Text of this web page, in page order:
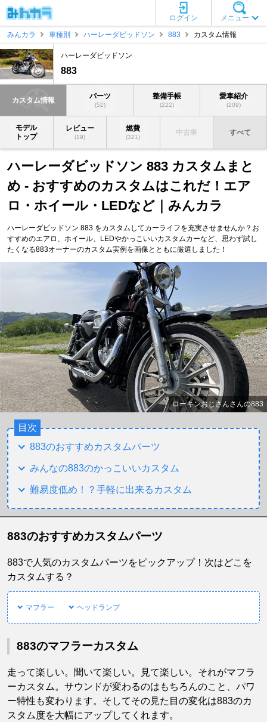
メニュー
ログイン
みんカラ
車種別 ハーレーダビッドソン 883 カスタム情報
ハーレーダビッドソン
883
カスタム情報 パーツ
(52)
整備手帳
(222)
愛車紹介
(209)
モデル
トップ
レビュー
(19)
燃費
(321)
中古車 すべて
ハーレーダビッドソン 883 カスタムまと
め - おすすめのカスタムはこれだ！エア
ロ・ホイール・LEDなど｜みんカラ
ハーレーダビッドソン 883 をカスタムしてカーライフを充実させませんか？お
すすめのエアロ、ホイール、LEDやかっこいいカスタムカーなど、思わず試し
たくなる883オーナーのカスタム実例を画像とともに厳選しました！
ローキンおじさんさんの883
目次
883のおすすめカスタムパーツ
みんなの883のかっこいいカスタム
難易度低め！？手軽に出来るカスタム
883のおすすめカスタムパーツ
883で人気のカスタムパーツをピックアップ！次はどこを
カスタムする？
マフラー ヘッドランプ
883のマフラーカスタム
走って楽しい。聞いて楽しい。見て楽しい。それがマフラ
ーカスタム。サウンドが変わるのはもちろんのこと、パワ
ー特性も変わります。そしてその見た目の変化は883のカ
スタム度を大幅にアップしてくれます。